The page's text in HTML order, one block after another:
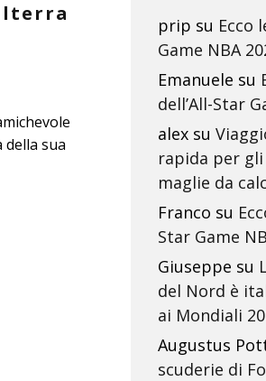
sua
prip su Ecco
Game NBA
Emanuele su
dell’All-Star
alex su
rapida per
maglie da
Franco su
Star Game
Giuseppe su
del Nord è
ai Mondiali
Augustus
scuderie di